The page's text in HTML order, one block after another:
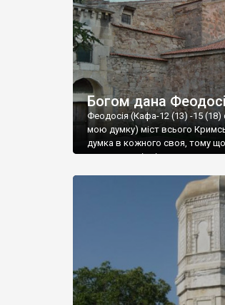
Богом дана
Феодосія (Кафа-12 (13) -15 (18)
мою думку) міст всього
думка в кожного своя, тому
запрошую відвідати це